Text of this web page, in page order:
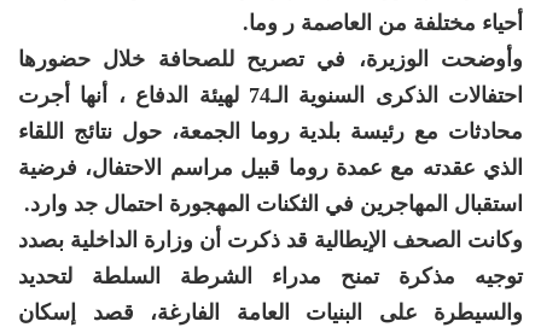
أحياء مختلفة من العاصمة ر وما.
وأوضحت الوزيرة، في تصريح للصحافة خلال حضورها
احتفالات الذكرى السنوية الـ74 لهيئة الدفاع ، أنها أجرت
محادثات مع رئيسة بلدية روما الجمعة، حول نتائج اللقاء
الذي عقدته مع عمدة روما قبيل مراسم الاحتفال، فرضية
استقبال المهاجرين في الثكنات المهجورة احتمال جد وارد.
وكانت الصحف الإيطالية قد ذكرت أن وزارة الداخلية بصدد
توجيه مذكرة تمنح مدراء الشرطة السلطة لتحديد
والسيطرة على البنيات العامة الفارغة، قصد إسكان